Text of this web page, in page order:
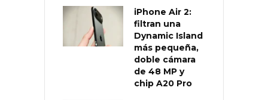
iPhone Air 2:
filtran una
Dynamic Island
más pequeña,
doble cámara
de 48 MP y
chip A20 Pro